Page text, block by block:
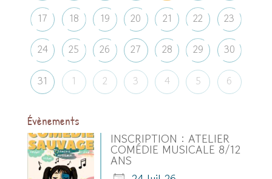
17 18 19 20 21 22 23
24 25 26 27 28 29 30
31 1 2 3 4 5 6
Évènements
INSCRIPTION : ATELIER
COMÉDIE MUSICALE 8/12
ANS